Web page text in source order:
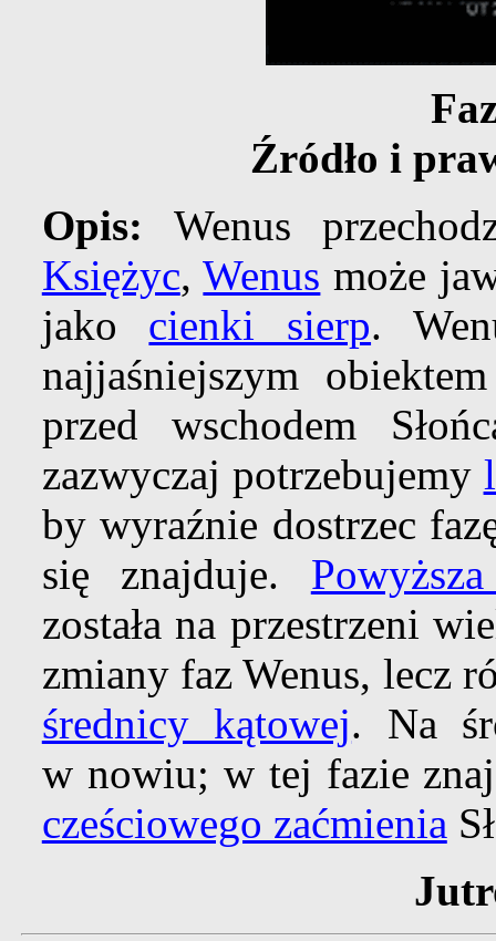
Źródło i
Opis: Wenus
Księżyc,Wenus może
jako cienki sierp.
najjaśniejszym
przed wschodem
zazwyczaj potrzebujemy
by wyraźnie dostrzec
się znajduje.
została na przestrzeni
zmiany faz Wenus, lecz
średnicy kątowej. Na
w nowiu; w tej fazie
cześciowego zaćmienia